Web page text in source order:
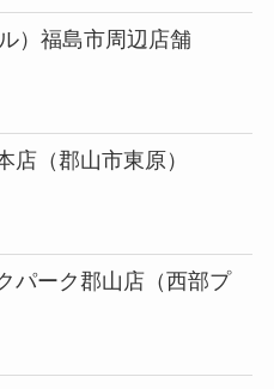
）福島市周辺店舗
店（郡山市東原）
パーク郡山店（西部プ